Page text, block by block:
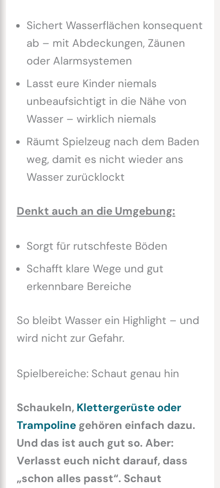
Sichert Wasserflächen konsequent
ab – mit Abdeckungen, Zäunen
oder Alarmsystemen
Lasst eure Kinder niemals
unbeaufsichtigt in die Nähe von
Wasser – wirklich niemals
Räumt Spielzeug nach dem Baden
weg, damit es nicht wieder ans
Wasser zurücklockt
Denkt auch an die Umgebung:
Sorgt für rutschfeste Böden
Schafft klare Wege und gut
erkennbare Bereiche
So bleibt Wasser ein Highlight – und
wird nicht zur Gefahr.
Spielbereiche: Schaut genau hin
Schaukeln, Klettergerüste oder
Trampolinegehören einfach dazu.
Und das ist auch gut so. Aber:
Verlasst euch nicht darauf, dass
„schon alles passt“. Schaut